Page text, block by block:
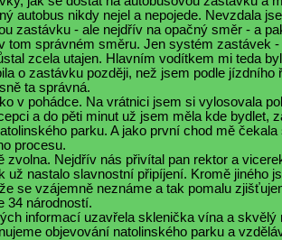
autobus nikdy nejel a nepojede. Nevzdala
zastávku - ale nejdřív na opačný směr - a
tom správném směru. Jen systém zastávek -
zcela utajen. Hlavním vodítkem mi teda
o zastávku později, než jsem podle jízdního
ta správná.
v pohádce. Na vrátnici jsem si vylosovala
a do pěti minut už jsem měla kde bydlet,
parku. A jako první chod mě čekala
procesu.
zvolna. Nejdřív nás přivítal pan rektor a
už nastalo slavnostní připíjení. Kromě jiného
se vzájemně neznáme a tak pomalu
34 národností.
informací uzavřela sklenička vína a skvělý
objevování natolinského parku a